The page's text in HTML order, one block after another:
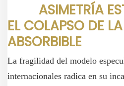
ASIMETRÍA
EL COLAPSO DE
ABSORBIBLE
La fragilidad del modelo
internacionales radica en su